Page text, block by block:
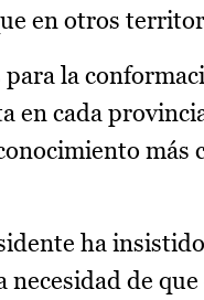
en otros
la
en cada
más
ha
necesidad de